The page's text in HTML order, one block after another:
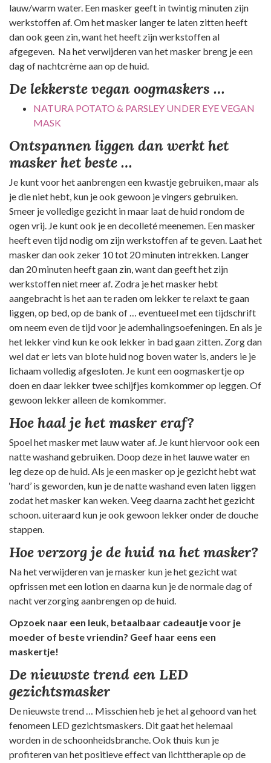
lauw/warm water. Een masker geeft in twintig minuten zijn
werkstoffen af. Om het masker langer te laten zitten heeft
dan ook geen zin, want het heeft zijn werkstoffen al
afgegeven. Na het verwijderen van het masker breng je een
dag of nachtcrème aan op de huid.
De lekkerste vegan oogmaskers …
NATURA POTATO & PARSLEY UNDER EYE VEGAN
MASK
Ontspannen liggen dan werkt het
masker het beste …
Je kunt voor het aanbrengen een kwastje gebruiken, maar als
je die niet hebt, kun je ook gewoon je vingers gebruiken.
Smeer je volledige gezicht in maar laat de huid rondom de
ogen vrij. Je kunt ook je en decolleté meenemen. Een masker
heeft even tijd nodig om zijn werkstoffen af te geven. Laat het
masker dan ook zeker 10 tot 20 minuten intrekken. Langer
dan 20 minuten heeft gaan zin, want dan geeft het zijn
werkstoffen niet meer af. Zodra je het masker hebt
aangebracht is het aan te raden om lekker te relaxt te gaan
liggen, op bed, op de bank of … eventueel met een tijdschrift
om neem even de tijd voor je ademhalingsoefeningen. En als je
het lekker vind kun ke ook lekker in bad gaan zitten. Zorg dan
wel dat er iets van blote huid nog boven water is, anders ie je
lichaam volledig afgesloten. Je kunt een oogmaskertje op
doen en daar lekker twee schijfjes komkommer op leggen. Of
gewoon lekker alleen de komkommer.
Hoe haal je het masker eraf?
Spoel het masker met lauw water af. Je kunt hiervoor ook een
natte washand gebruiken. Doop deze in het lauwe water en
leg deze op de huid. Als je een masker op je gezicht hebt wat
‘hard’ is geworden, kun je de natte washand even laten liggen
zodat het masker kan weken. Veeg daarna zacht het gezicht
schoon. uiteraard kun je ook gewoon lekker onder de douche
stappen.
Hoe verzorg je de huid na het masker?
Na het verwijderen van je masker kun je het gezicht wat
opfrissen met een lotion en daarna kun je de normale dag of
nacht verzorging aanbrengen op de huid.
Opzoek naar een leuk, betaalbaar cadeautje voor je
moeder of beste vriendin? Geef haar eens een
maskertje!
De nieuwste trend een LED
gezichtsmasker
De nieuwste trend … Misschien heb je het al gehoord van het
fenomeen LED gezichtsmaskers. Dit gaat het helemaal
worden in de schoonheidsbranche. Ook thuis kun je
profiteren van het positieve effect van lichttherapie op de